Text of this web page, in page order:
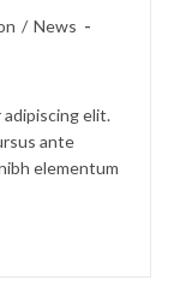
/ News
elit.
ante
elementum